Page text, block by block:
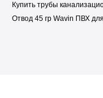
Купить трубы
Отвод 45 гр Wavin ПВХ